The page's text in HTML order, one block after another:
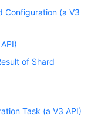
Configuration (a V3
of Shard
Task (a V3 API)